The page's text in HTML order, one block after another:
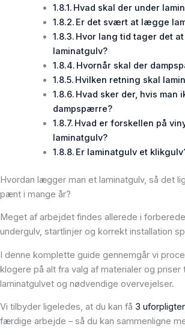
Hvad skal der under
Er det svært at lægge
Hvor lang tid tager det
laminatgulv?
Hvornår skal der
Hvilken retning skal
Hvad sker der, hvis man
dampspærre?
Hvad er forskellen på
laminatgulv?
Er laminatgulv et
Hvordan lægger man et laminatgulv, så det
pænt i mange år?
Meget af arbejdet findes allerede i
undergulv, startlinjer og korrekt installation
I denne komplette guide gennemgår vi
klogere på alt fra valg af materialer og priser
laminatgulvet og nødvendige overvejelser.
Vi tilbyder ligeledes, at du kan få 3
færdige arbejde – så du kan sammenligne